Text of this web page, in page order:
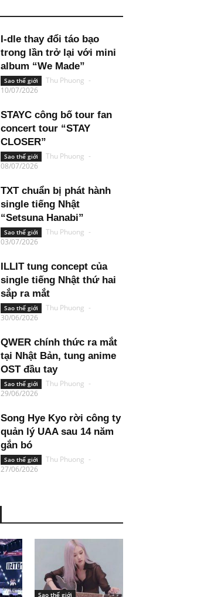
I-dle thay đổi táo bạo
trong lần trở lại với mini
album “We Made”
Sao thế giới Thu Phuong -
10/07/2026
STAYC công bố tour fan
concert tour “STAY
CLOSER”
Sao thế giới Thu Phuong -
08/07/2026
TXT chuẩn bị phát hành
single tiếng Nhật
“Setsuna Hanabi”
Sao thế giới Thu Phuong -
03/07/2026
ILLIT tung concept của
single tiếng Nhật thứ hai
sắp ra mắt
Sao thế giới Thu Phuong -
30/06/2026
QWER chính thức ra mắt
tại Nhật Bản, tung anime
OST đầu tay
Sao thế giới Thu Phuong -
29/06/2026
Song Hye Kyo rời công ty
quản lý UAA sau 14 năm
gắn bó
Sao thế giới Thu Phuong -
27/06/2026
Sao thế giới